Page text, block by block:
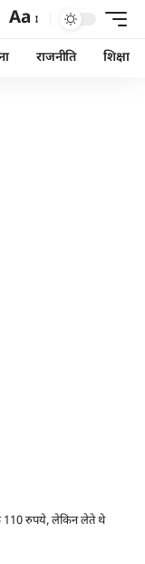
Aa
राजनीति शिक्षा
110 रुपये, लेकिन लेते थे